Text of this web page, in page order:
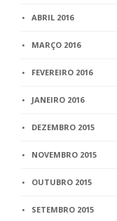
ABRIL 2016
MARÇO 2016
FEVEREIRO 2016
JANEIRO 2016
DEZEMBRO 2015
NOVEMBRO 2015
OUTUBRO 2015
SETEMBRO 2015